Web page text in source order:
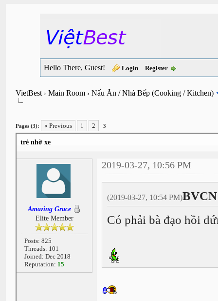
Hello There, Guest! Login Register
VietBest›Main Room ›Nấu Ăn / Nhà Bếp (Cooking / Kitchen)
Pages (3): « Previous 1 2 3
trẻ nhờ xe
Amazing Grace
Elite Member
Posts: 825
Threads: 101
Joined: Dec 2018
Reputation: 15
2019-03-27, 10:56 PM
(2019-03-27, 10:54 PM)
Có phải bà đạo hồi